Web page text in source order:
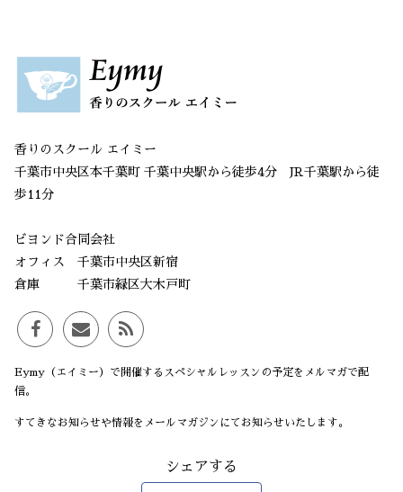
香りのスクール エイミー
千葉市中央区本千葉町 千葉中央駅から徒歩4分 JR千葉駅から徒
歩11分
ビヨンド合同会社
オフィス 千葉市中央区新宿
倉庫 千葉市緑区大木戸町
Eymy（エイミー）で開催するスペシャルレッスンの予定をメルマガで配
信。
すてきなお知らせや情報をメールマガジンにてお知らせいたします。
シェアする